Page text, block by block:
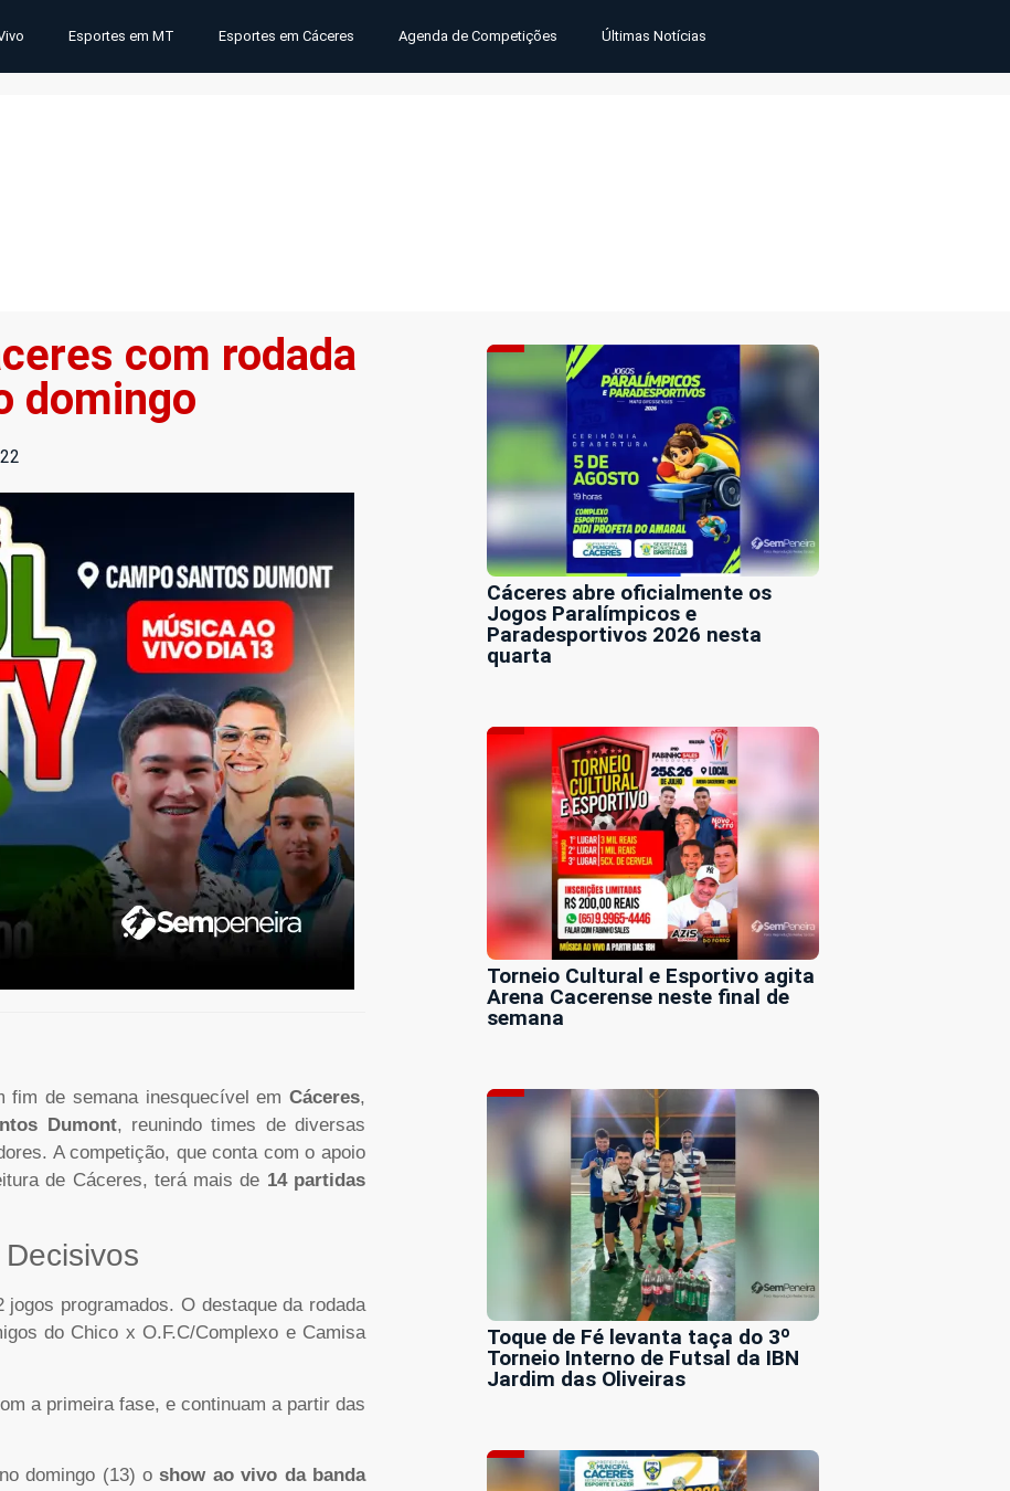
Esportes em MT Esportes em Cáceres Agenda de Competições Últimas Notícias
com rodada
domingo
fim de semana inesquecível emCáceres,
Dumont, reunindo times de diversas
A competição, que conta com o apoio
de Cáceres, terá mais de 14 partidas
jogos programados. O destaque da rodada
do Chico x O.F.C/Complexo e Camisa
a primeira fase, e continuam a partir das
domingo (13) oshow ao vivo da banda
Cáceres abre oficialmente os
Jogos Paralímpicos e
Paradesportivos 2026 nesta
quarta
Torneio Cultural e Esportivo agita
Arena Cacerense neste final de
semana
Toque de Fé levanta taça do 3º
Torneio Interno de Futsal da IBN
Jardim das Oliveiras